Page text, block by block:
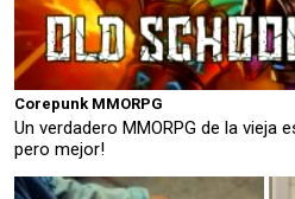
Corepunk MMORPG
Un verdadero MMORPG de la vieja
pero mejor!